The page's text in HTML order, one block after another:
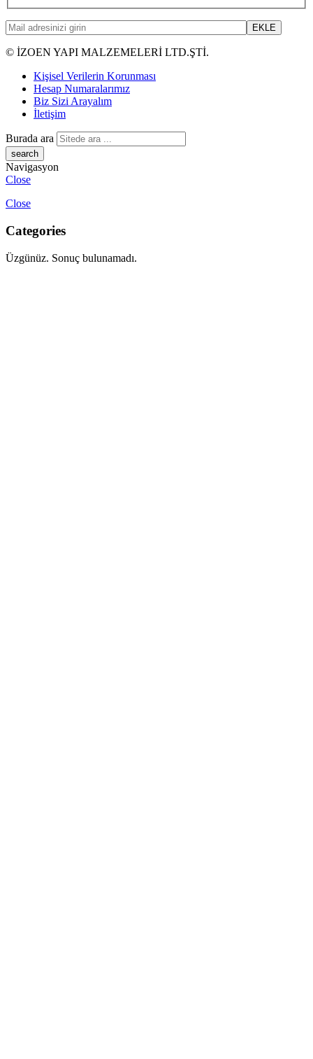
© İZOEN YAPI MALZEMELERİ LTD.ŞTİ.
Kişisel Verilerin Korunması
Hesap Numaralarımız
Biz Sizi Arayalım
İletişim
Burada ara
Navigasyon
Close
Close
Categories
Üzgünüz. Sonuç bulunamadı.